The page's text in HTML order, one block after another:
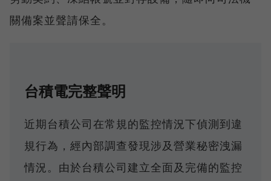
關備案並聲請保全。
台積電完整聲明
近期台積公司在常規的監控情況下偵測到違
規行為，經內部調查發現涉及營業秘密洩漏
情況。由於台積公司建立全面及完備的監控